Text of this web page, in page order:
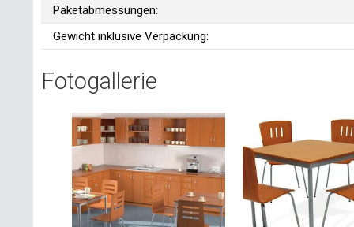
Paketabmessungen:
Gewicht inklusive Verpackung:
Fotogallerie